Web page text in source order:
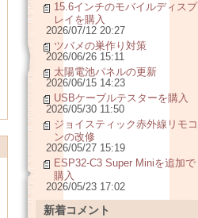
15.6インチのモバイルディスプ
レイを購入
2026/07/12 20:27
ツバメの巣作り対策
2026/06/26 15:11
太陽電池パネルの更新
2026/06/15 14:23
USBケーブルテスターを購入
2026/05/30 11:50
ジョイスティック赤外線リモコ
ンの改修
2026/05/27 15:19
ESP32-C3 Super Miniを追加で
購入
2026/05/23 17:02
新着コメント